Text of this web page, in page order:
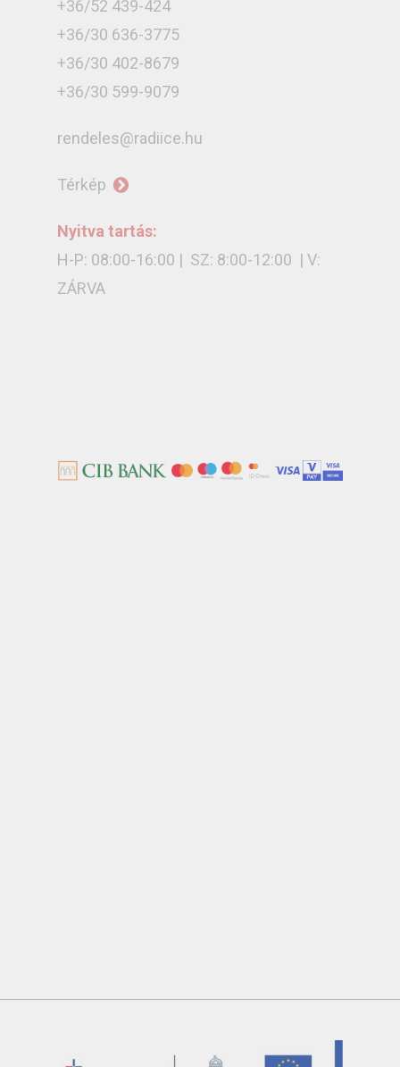
+36/52 439-424
+36/30 636-3775
+36/30 402-8679
+36/30 599-9079
rendeles@radiice.hu
Térkép
Nyitva tartás:
H-P: 08:00-16:00 | SZ: 8:00-12:00 | V:
ZÁRVA